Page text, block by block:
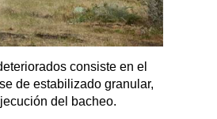
consiste en el
de estabilizado granular,
del bacheo.